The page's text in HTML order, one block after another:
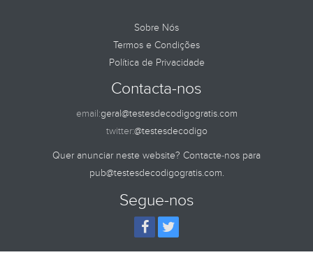
Sobre Nós
Termos e Condições
Política de Privacidade
Contacta-nos
email:geral@testesdecodigogratis.com
twitter:@testesdecodigo
Quer anunciar neste website? Contacte-nos para
pub@testesdecodigogratis.com.
Segue-nos